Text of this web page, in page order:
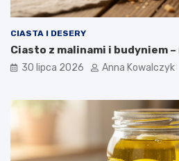
CIASTA I DESERY
Ciasto z malinami i budyniem –
30 lipca 2026 Anna Kowalczyk